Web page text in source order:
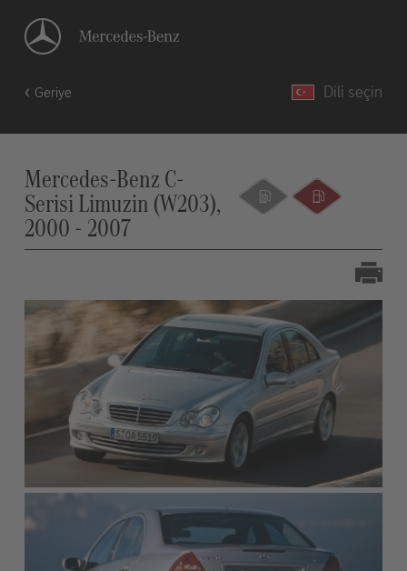
Geriye Dili seçin
Mercedes-Benz C-
Serisi Limuzin (W203),
2000 - 2007